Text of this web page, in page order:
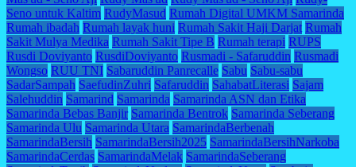
Seno untuk Kaltim RudyMasud Rumah Digital UMKM Samarinda
Rumah ibadah Rumah layak huni Rumah Sakit Haji Darjat Rumah
Sakit Mulya Medika Rumah Sakit Tipe B Rumah terapi RUPS
Rusdi Doviyanto RusdiDoviyanto Rusmadi - Safaruddin Rusmadi
Wongso RUU TNI Sabaruddin Panrecalle Sabu Sabu-sabu
SadarSampah SaefudinZuhri Safaruddin SahabatLiterasi Sajam
Salehuddin Samarind Samarinda Samarinda ASN dan Etika
Samarinda Bebas Banjir Samarinda Bentrok Samarinda Seberang
Samarinda Ulu Samarinda Utara SamarindaBerbenah
SamarindaBersih SamarindaBersih2025 SamarindaBersihNarkoba
SamarindaCerdas SamarindaMelak SamarindaSeberang